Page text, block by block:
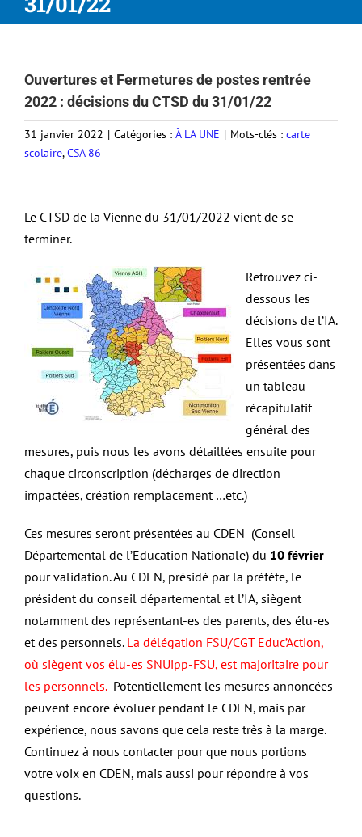
Ouvertures et Fermetures de postes rentrée
2022 : décisions du CTSD du 31/01/22
31 janvier 2022 | Catégories : À LA UNE | Mots-clés : carte
scolaire,CSA 86
Le CTSD de la Vienne du 31/01/2022 vient de se
terminer.
Retrouvez ci-
dessous les
décisions de l’IA.
Elles vous sont
présentées dans
un tableau
récapitulatif
général des
mesures, puis nous les avons détaillées ensuite pour
chaque circonscription (décharges de direction
impactées, création remplacement …etc.)
Ces mesures seront présentées au CDEN (Conseil
Départemental de l’Education Nationale) du 10 février
pour validation. Au CDEN, présidé par la préfète, le
président du conseil départemental et l’IA, siègent
notamment des représentant-es des parents, des élu-es
et des personnels.La délégation FSU/CGT Educ’Action,
où siègent vos élu-es SNUipp-FSU, est majoritaire pour
les personnels. Potentiellement les mesures annoncées
peuvent encore évoluer pendant le CDEN, mais par
expérience, nous savons que cela reste très à la marge.
Continuez à nous contacter pour que nous portions
votre voix en CDEN, mais aussi pour répondre à vos
questions.